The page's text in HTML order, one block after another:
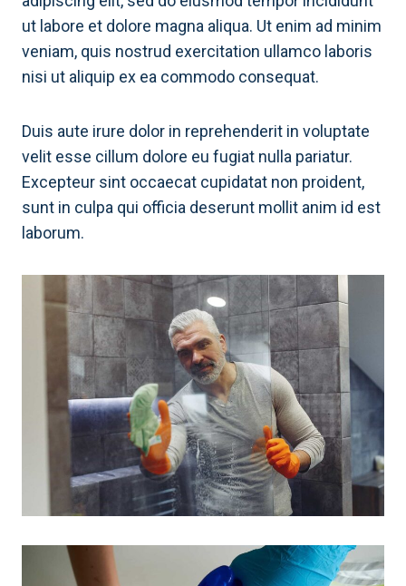
ut labore et dolore magna aliqua. Ut enim ad minim
veniam, quis nostrud exercitation ullamco laboris
nisi ut aliquip ex ea commodo consequat.
Duis aute irure dolor in reprehenderit in voluptate
velit esse cillum dolore eu fugiat nulla pariatur.
Excepteur sint occaecat cupidatat non proident,
sunt in culpa qui officia deserunt mollit anim id est
laborum.